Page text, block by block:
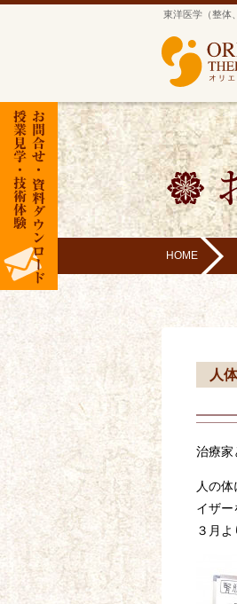
東洋医学（整体
HOME
人
治療家
人の
イザー
３月よ